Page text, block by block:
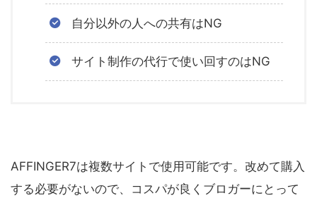
自分以外の人への共有はNG
サイト制作の代行で使い回すのはNG
AFFINGER7は複数サイトで使用可能です。改めて購入
する必要がないので、コスパが良くブロガーにとって